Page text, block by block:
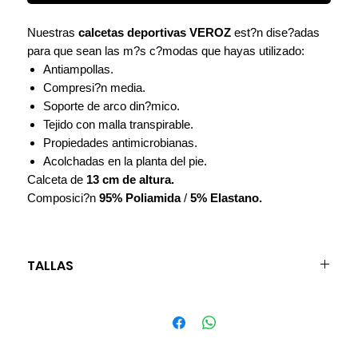
Nuestras calcetas deportivas VEROZest?n dise?adas
para que sean las m?s c?modas que hayas utilizado:
Antiampollas.
Compresi?n media.
Soporte de arco din?mico.
Tejido con malla transpirable.
Propiedades antimicrobianas.
Acolchadas en la planta del pie.
Calceta de 13 cm de altura.
Composici?n 95% Poliamida/ 5% Elastano.
TALLAS